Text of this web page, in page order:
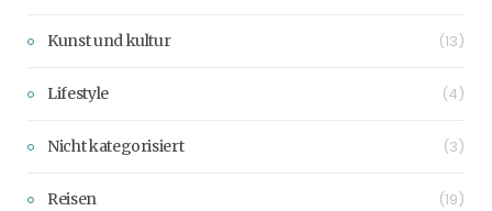
Kunst und kultur (13)
Lifestyle (4)
Nicht kategorisiert (3)
Reisen (19)